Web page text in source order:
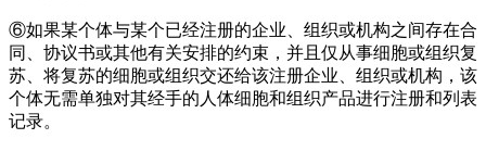
⑥如果某个体与某个已经注册的企业、组织或机构之间存在合
同、协议书或其他有关安排的约束，并且仅从事细胞或组织复
苏、将复苏的细胞或组织交还给该注册企业、组织或机构，该
个体无需单独对其经手的人体细胞和组织产品进行注册和列表
记录。